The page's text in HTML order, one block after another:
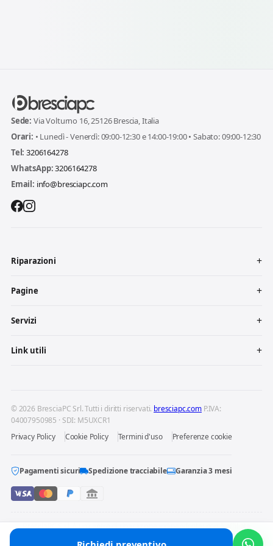
Sede: Via Volturno 16, 25126 Brescia, Italia
Orari: • Lunedì - Venerdì: 09:00-12:30 e 14:00-19:00 • Sabato: 09:00-12:30
Tel: 3206164278
WhatsApp:3206164278
Email: info@bresciapc.com
Riparazioni
Pagine
Servizi
Link utili
© 2026 BresciaPC Srl. Tutti i diritti riservati. bresciapc.com P.IVA:
04007950985 · SDI: M5UXCR1
Privacy Policy
Cookie Policy Termini d'uso Preferenze cookie
Pagamenti sicuri Spedizione tracciabile Garanzia 3 mesi
BresciaPC S.r.l. è un centro di riparazione indipendente: non è affiliata
né autorizzata dai produttori dei dispositivi riparati. Marchi e loghi